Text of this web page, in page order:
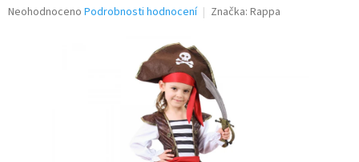
Průměrné
Neohodnoceno Podrobnosti hodnocení Značka: Rappa